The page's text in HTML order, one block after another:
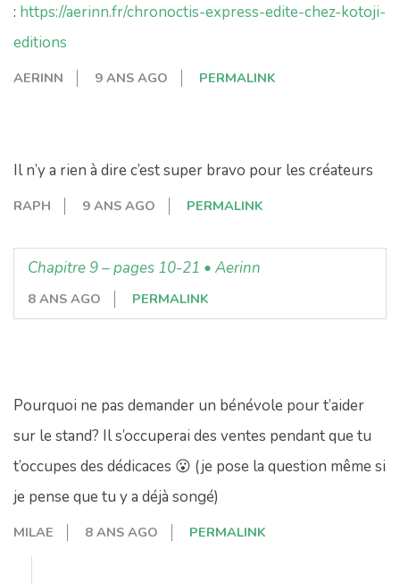
: https://aerinn.fr/chronoctis-express-edite-chez-kotoji-
editions
AERINN 9 ANS AGO PERMALINK
Il n’y a rien à dire c’est super bravo pour les créateurs
RAPH 9 ANS AGO PERMALINK
Chapitre 9 – pages 10-21 • Aerinn
8 ANS AGO PERMALINK
Pourquoi ne pas demander un bénévole pour t’aider
sur le stand? Il s’occuperai des ventes pendant que tu
t’occupes des dédicaces 😮 (je pose la question même si
je pense que tu y a déjà songé)
MILAE 8 ANS AGO PERMALINK